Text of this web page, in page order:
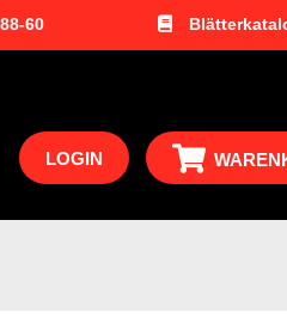
60
LOGIN